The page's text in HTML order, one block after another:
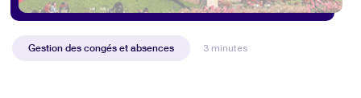
Gestion des congés et absences 3 minutes